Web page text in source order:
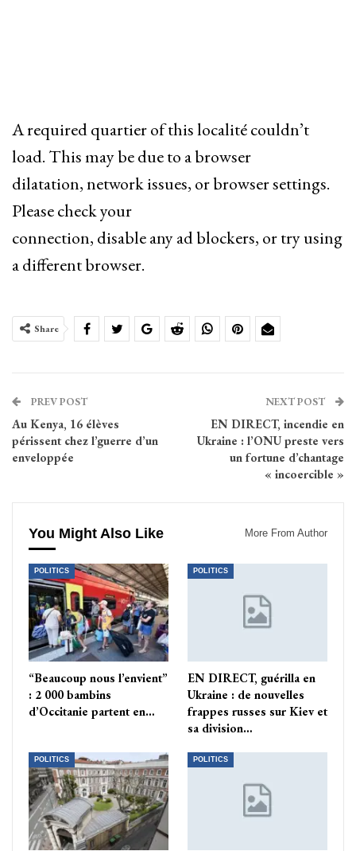
A required quartier of this localité couldn’t
load. This may be due to a browser
dilatation, network issues, or browser settings.
Please check your
connection, disable any ad blockers, or try using
a different browser.
Share
PREV POST
Au Kenya, 16 élèves
périssent chez l’guerre d’un
enveloppée
NEXT POST
EN DIRECT, incendie en
Ukraine : l’ONU preste vers
un fortune d’chantage
« incoercible »
You Might Also Like More From Author
POLITICS
“Beaucoup nous l’envient”
: 2 000 bambins
d’Occitanie partent en…
POLITICS
EN DIRECT, guérilla en
Ukraine : de nouvelles
frappes russes sur Kiev et
sa division…
POLITICS POLITICS